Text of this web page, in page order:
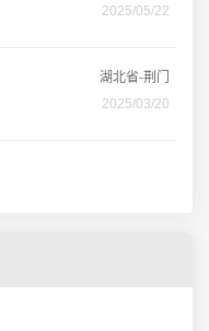
2025/05/22
湖北省-荆门
2025/03/20